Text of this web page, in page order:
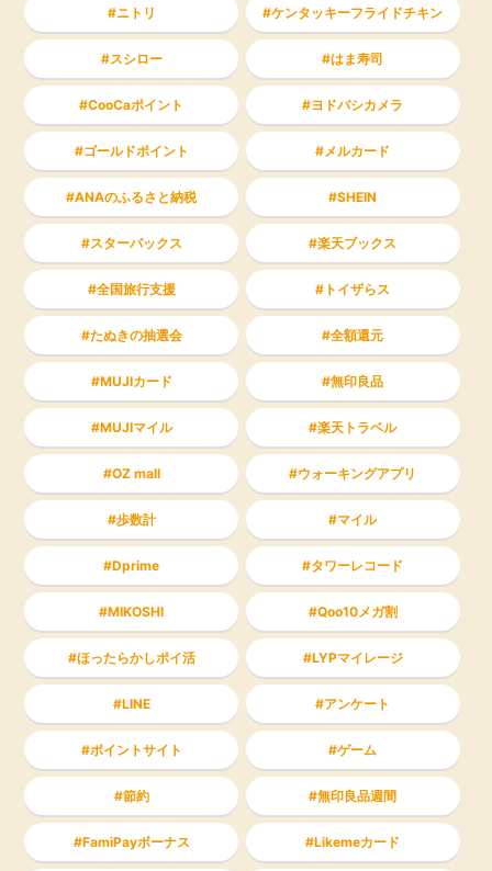
ニトリ ケンタッキーフライドチキン
スシロー はま寿司
CooCaポイント ヨドバシカメラ
ゴールドポイント メルカード
ANAのふるさと納税 SHEIN
スターバックス 楽天ブックス
全国旅行支援 トイザらス
たぬきの抽選会 全額還元
MUJIカード 無印良品
MUJIマイル 楽天トラベル
OZ mall ウォーキングアプリ
歩数計 マイル
Dprime タワーレコード
MIKOSHI Qoo10メガ割
ほったらかしポイ活 LYPマイレージ
LINE アンケート
ポイントサイト ゲーム
節約 無印良品週間
FamiPayボーナス Likemeカード